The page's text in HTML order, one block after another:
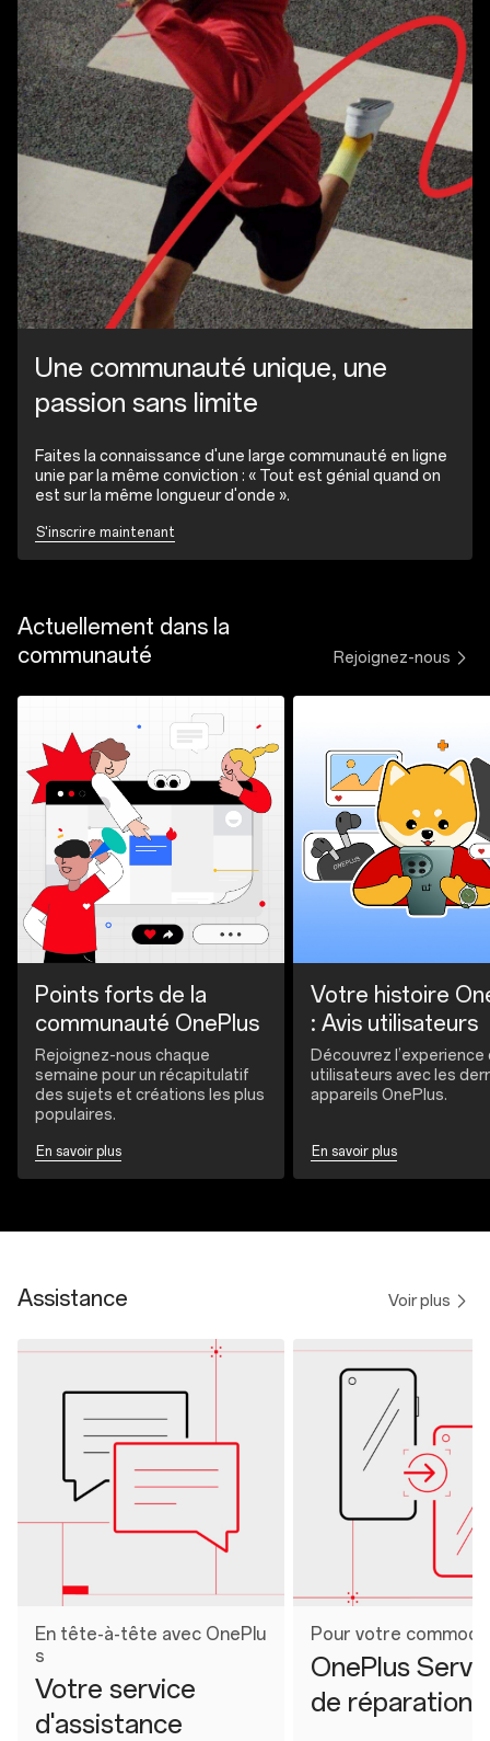
Une communauté unique, une
passion sans limite
Faites la connaissance d'une large communauté en ligne
unie par la même conviction : « Tout est génial quand on
est sur la même longueur d'onde ».
S'inscrire maintenant
Actuellement dans la
communauté
Rejoignez-nous
Points forts de la
communauté OnePlus
Rejoignez-nous chaque
semaine pour un récapitulatif
des sujets et créations les plus
populaires.
En savoir plus
Votre histoire
: Avis utilisateurs
Découvrez l’experience
utilisateurs avec les
appareils OnePlus.
En savoir plus
Assistance Voir plus
En tête-à-tête avec OnePlu
s
Votre service
d'assistance
Pour votre
OnePlus
de réparation